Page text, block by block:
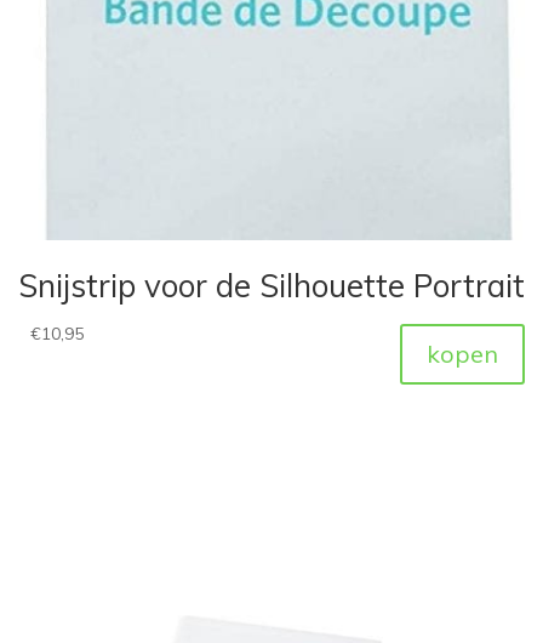
Snijstrip voor de Silhouette Portrait
€10,95
kopen